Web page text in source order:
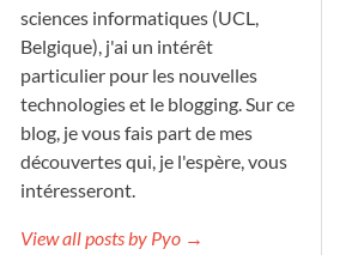
sciences informatiques (UCL,
Belgique), j'ai un intérêt
particulier pour les nouvelles
technologies et le blogging. Sur ce
blog, je vous fais part de mes
découvertes qui, je l'espère, vous
intéresseront.
View all posts by Pyo →